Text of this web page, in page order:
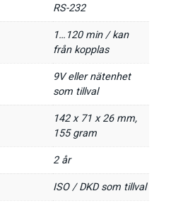
RS-232
1…120 min / kan
från kopplas
9V eller nätenhet
som tillval
142 x 71 x 26 mm,
155 gram
2 år
ISO / DKD som tillval